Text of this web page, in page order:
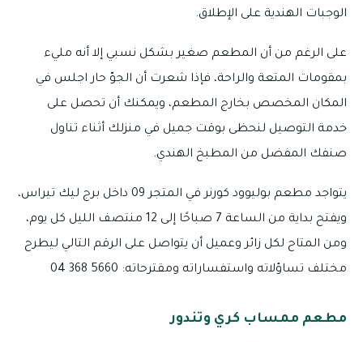
الوجبات الهندية على الإطلاق.
على الرغم من أن المطعم صغير بشكل نسبي إلا أنه مليء
بمقومات المتعة والراحة، فإذا شعرت أن الجوّ حار اجلس في
المكان المخصص بخارج المطعم، ويمكنك أن تحصل على
خدمة التوصيل لنحظى بوقت جميل في منزلك أثناء تناول
صنفك المفضل من المطبخ الهندي.
يتواجد مطعم بوليوود كورنر في المتجر 09 داخل برج ليك تيراس،
ويفتح بداية من الساعة 7 صباحًا إلى 12 منتصف الليل كل يوم،
ومن المتاح لكل زائر وعميل أن يتواصل على الرقم التالي ليطرح
مختلف تساؤلاته واستفساراته ومقترحاته: 5660 368 04
مطعم ممساب كري وتندور